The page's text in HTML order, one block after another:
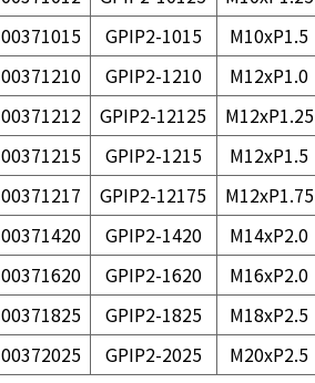
00371015
GPIP2-1015 M10xP1.5
00371210
GPIP2-1210 M12xP1.0
00371212
GPIP2-12125 M12xP1.25
00371215
GPIP2-1215 M12xP1.5
00371217
GPIP2-12175 M12xP1.75
00371420
GPIP2-1420 M14xP2.0
00371620
GPIP2-1620 M16xP2.0
00371825
GPIP2-1825 M18xP2.5
00372025
GPIP2-2025 M20xP2.5